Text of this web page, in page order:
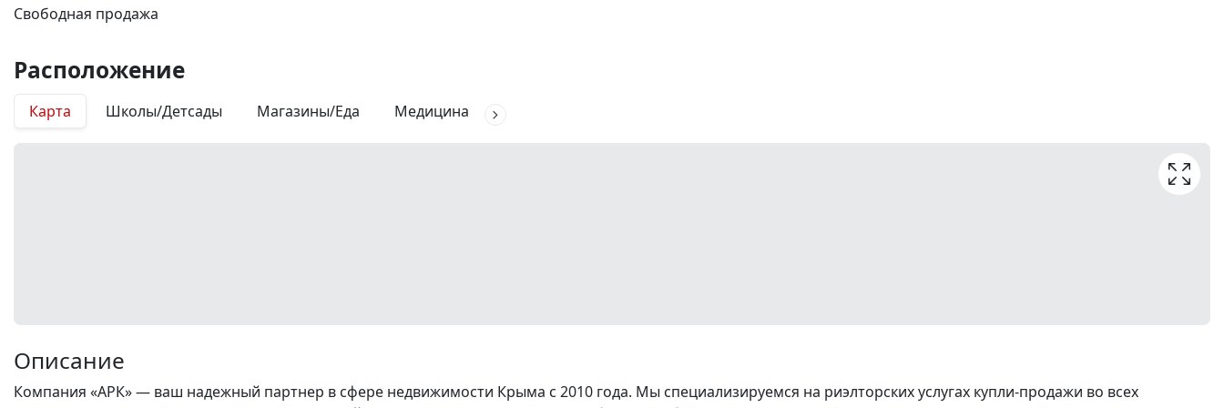
Свободная продажа
Расположение
Карта Школы/Детсады Магазины/Еда Медицина
Описание
Компания «АРК» — ваш надежный партнер в сфере недвижимости Крыма с 2010 года. Мы специализируемся на риэлторских услугах купли-продажи во всех